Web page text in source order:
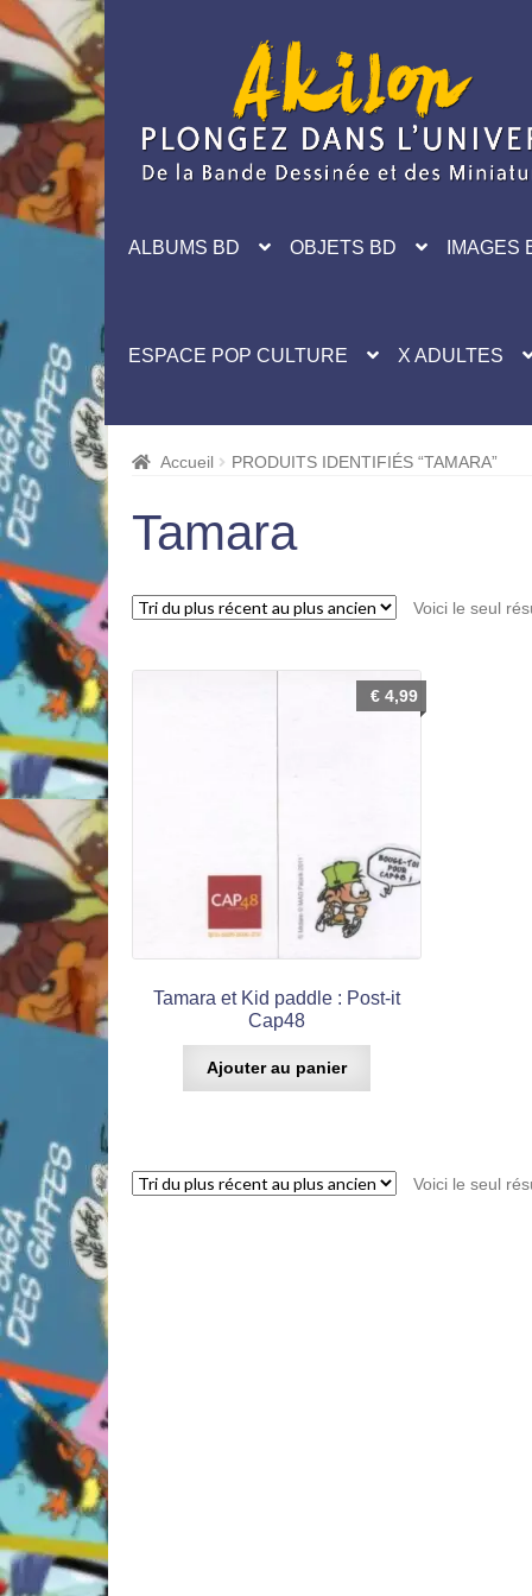
navigation
ALBUMS BD OBJETS BD IMAGES
ESPACE POP CULTURE X ADULTES
Accueil PRODUITS IDENTIFIÉS “TAMARA”
Tamara
Voici le seul
Tamara et Kid paddle : Post-it
Cap48
€4,99
Ajouter au panier
Voici le seul